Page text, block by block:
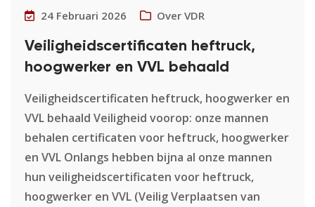
24 Februari 2026 Over VDR
Veiligheidscertificaten heftruck,
hoogwerker en VVL behaald
Veiligheidscertificaten heftruck, hoogwerker en
VVL behaald Veiligheid voorop: onze mannen
behalen certificaten voor heftruck, hoogwerker
en VVL Onlangs hebben bijna al onze mannen
hun veiligheidscertificaten voor heftruck,
hoogwerker en VVL (Veilig Verplaatsen van